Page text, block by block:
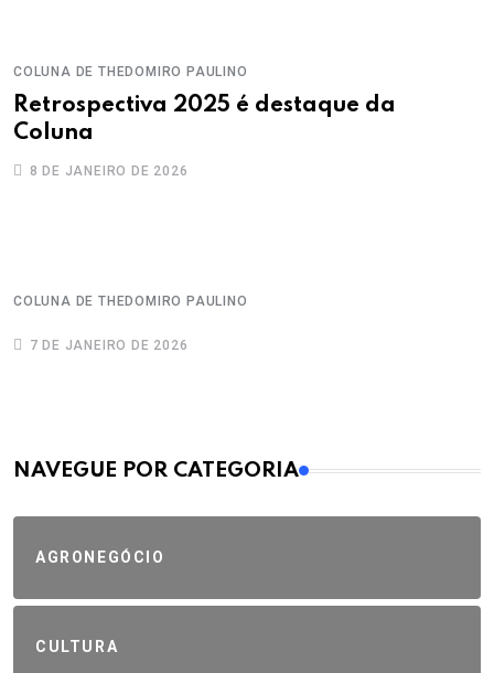
COLUNA DE THEDOMIRO PAULINO
Retrospectiva 2025 é destaque da
Coluna
8 DE JANEIRO DE 2026
COLUNA DE THEDOMIRO PAULINO
7 DE JANEIRO DE 2026
MAIS VISTOS
NAVEGUE POR CATEGORIA
AGRONEGÓCIO
CULTURA